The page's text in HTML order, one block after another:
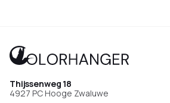
Thijssenweg 18
4927 PC Hooge Zwaluwe